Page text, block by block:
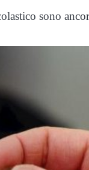
sono